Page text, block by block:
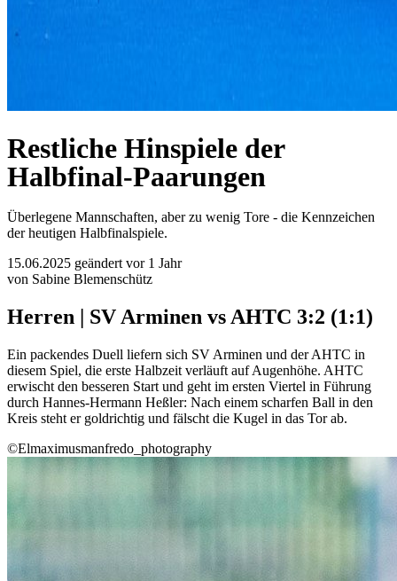
Restliche Hinspiele der
Halbfinal-Paarungen
Überlegene Mannschaften, aber zu wenig Tore - die Kennzeichen
der heutigen Halbfinalspiele.
15.06.2025 geändert vor 1 Jahr
von Sabine Blemenschütz
Herren | SV Arminen vs AHTC 3:2 (1:1)
Ein packendes Duell liefern sich SV Arminen und der AHTC in
diesem Spiel, die erste Halbzeit verläuft auf Augenhöhe. AHTC
erwischt den besseren Start und geht im ersten Viertel in Führung
durch Hannes-Hermann Heßler: Nach einem scharfen Ball in den
Kreis steht er goldrichtig und fälscht die Kugel in das Tor ab.
©Elmaximusmanfredo_photography